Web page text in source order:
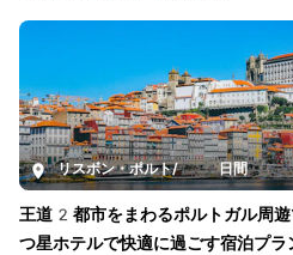
リスボン・ポルト/ 7日間
王道2都市をまわるポルトガル周
つ星ホテルで快適に過ごす宿泊プラ